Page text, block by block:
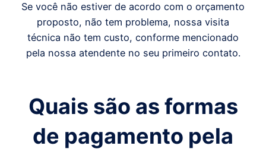
Se você não estiver de acordo com o orçamento
proposto, não tem problema, nossa visita
técnica não tem custo, conforme mencionado
pela nossa atendente no seu primeiro contato.
Quais são as formas
de pagamento pela